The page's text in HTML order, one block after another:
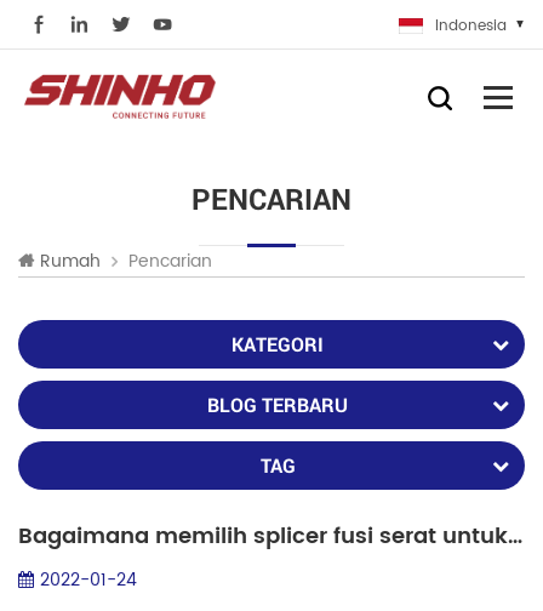
Indonesia
PENCARIAN
Rumah Pencarian
KATEGORI
BLOG TERBARU
TAG
Bagaimana memilih splicer fusi serat untuk perbaikan laser serat Raycus atau IPG?
2022-01-24